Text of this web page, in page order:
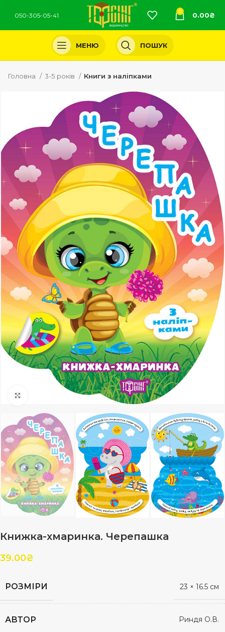
050-305-05-41
0 0.00₴
МЕНЮ ПОШУК
Головна 3-5 років Книги з наліпками
Клацніть, щоб збільшити
Книжка-хмаринка. Черепашка
39.00₴
РОЗМІРИ 23 × 16.5 см
АВТОР Риндя О.В.